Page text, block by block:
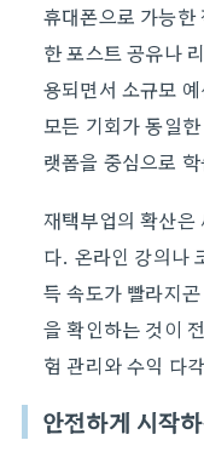
휴대폰으로 가능
한 포스트 공유나
용되면서 소규모
모든 기회가 동일
랫폼을 중심으로
재택부업의 확산은
다. 온라인 강의나
득 속도가 빨라지
을 확인하는 것이
험 관리와 수익 다
안전하게 시작